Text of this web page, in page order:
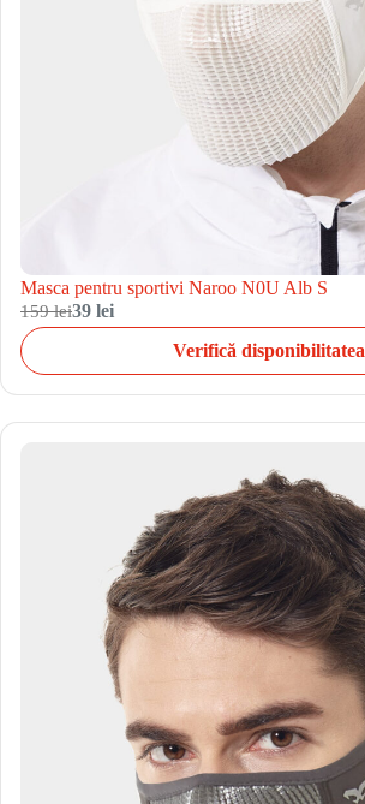
Masca pentru sportivi Naroo N0U Alb S
159 lei39 lei
Verifică disponibilitatea